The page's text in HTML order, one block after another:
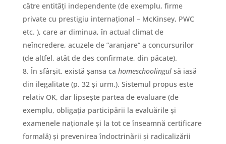
către entități independente (de exemplu, firme
private cu prestigiu internațional – McKinsey, PWC
etc. ), care ar diminua, în actual climat de
neîncredere, acuzele de ”aranjare” a concursurilor
(de altfel, atât de des confirmate, din păcate).
În sfârșit, există șansa ca homeschoolingulsă iasă
din ilegalitate (p. 32 și urm.). Sistemul propus este
relativ OK, dar lipsește partea de evaluare (de
exemplu, obligația participării la evaluările și
examenele naționale și la tot ce înseamnă certificare
formală) și prevenirea îndoctrinării și radicalizării